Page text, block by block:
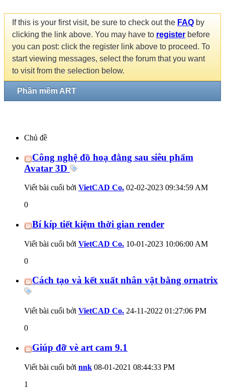
If this is your first visit, be sure to check out the FAQ by
clicking the link above. You may have to register before
you can post: click the register link above to proceed. To
start viewing messages, select the forum that you want
to visit from the selection below.
Phần mềm ART
Chủ đề
Công nghệ đồ hoạ đằng sau siêu phẩm
Avatar 3D
Viết bài cuối bởi VietCAD Co. 02-02-2023 09:34:59 AM
0
Bí kíp tiết kiệm thời gian render
Viết bài cuối bởi VietCAD Co. 10-01-2023 10:06:00 AM
0
Cách tạo và kết xuất nhân vật bằng ornatrix
Viết bài cuối bởi VietCAD Co. 24-11-2022 01:27:06 PM
0
Giúp đỡ vè art cam 9.1
Viết bài cuối bởi nnk 08-01-2021 08:44:33 PM
1